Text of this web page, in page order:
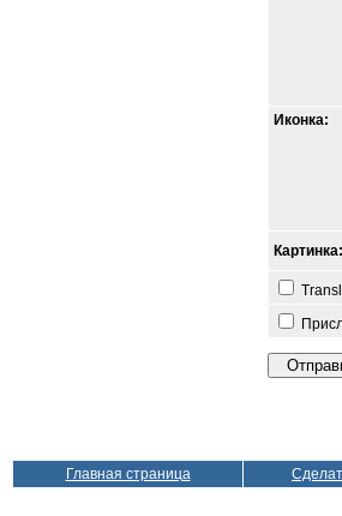
Иконка:
Картинка:
Главная страница